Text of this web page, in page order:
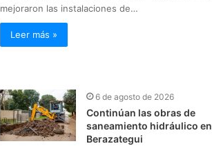
mejoraron las instalaciones de…
Leer más »
6 de agosto de 2026
Continúan las obras de
saneamiento hidráulico en
Berazategui